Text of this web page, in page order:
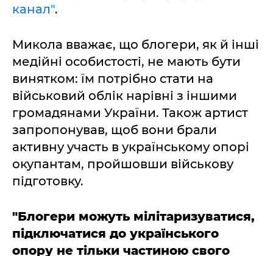
канал".
Микола вважає, що блогери, як й інші
медійні особистості, не мають бути
винятком: їм потрібно стати на
військовий облік нарівні з іншими
громадянами України. Також артист
запропонував, щоб вони брали
активну участь в українському опорі
окупантам, пройшовши військову
підготовку.
"Блогери можуть мілітаризуватися,
підключатися до українського
опору не тільки частиною свого